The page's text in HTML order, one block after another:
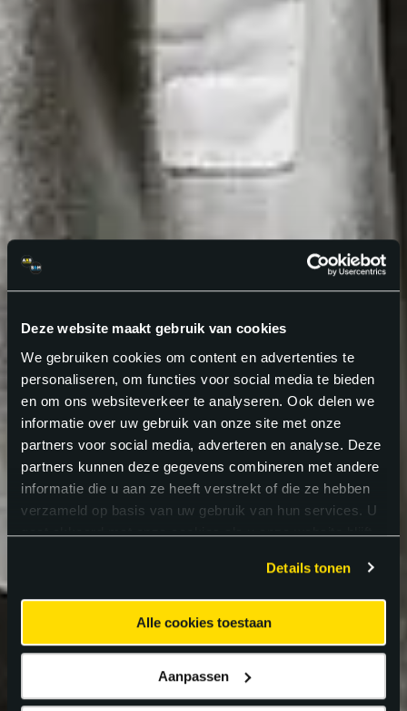
Deze website maakt gebruik van cookies
We gebruiken cookies om content en advertenties te
personaliseren, om functies voor social media te bieden
en om ons websiteverkeer te analyseren. Ook delen we
informatie over uw gebruik van onze site met onze
partners voor social media, adverteren en analyse. Deze
partners kunnen deze gegevens combineren met andere
informatie die u aan ze heeft verstrekt of die ze hebben
verzameld op basis van uw gebruik van hun services. U
gaat akkoord met onze cookies als u onze website blijft
Details tonen
Alle cookies toestaan
Aanpassen